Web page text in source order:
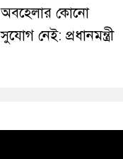
অবহেলার কোনো
সুযোগ নেই: প্রধানমন্ত্রী